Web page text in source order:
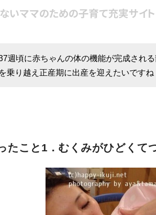
週頃に赤ちゃんの体の機能が完成され
を乗り越え正産期に出産を迎えたいですね
たこと1．むくみがひどくて